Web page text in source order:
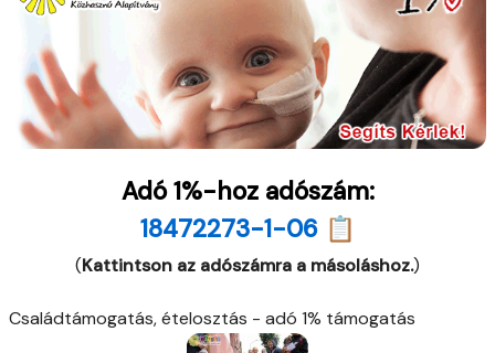
Adó 1%-hoz adószám:
18472273-1-06 📋
(Kattintson az adószámra a másoláshoz.)
Családtámogatás, ételosztás - adó 1% támogatás